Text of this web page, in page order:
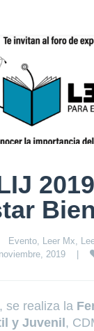
Evento Leer Mx
2019 |
se realiza la
y Juvenil,